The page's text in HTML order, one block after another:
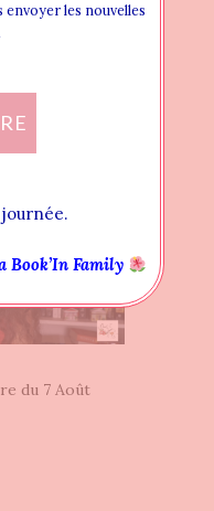
du 7 Août
les nouvelles
Book’In Family